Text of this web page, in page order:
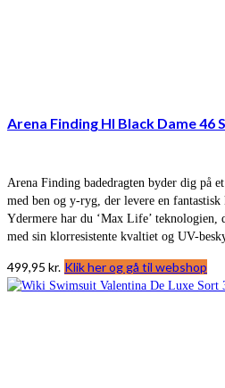
Arena Finding Hl Black Dame 46
Arena Finding badedragten byder dig på
med ben og y-ryg, der levere en
Ydermere har du ‘Max Life’ teknologien,
med sin klorresistente kvaltiet og UV-
499,95 kr. Klik her og gå til webshop